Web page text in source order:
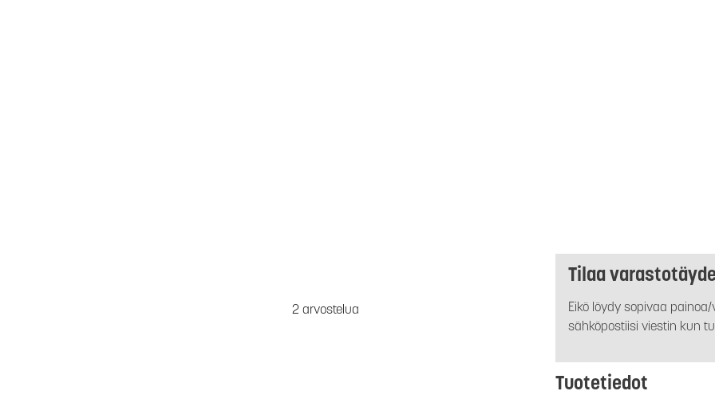
2 arvostelua
Tilaa
Eikö löydy sopivaa
sähköpostiisi viestin kun
Tuotetiedot